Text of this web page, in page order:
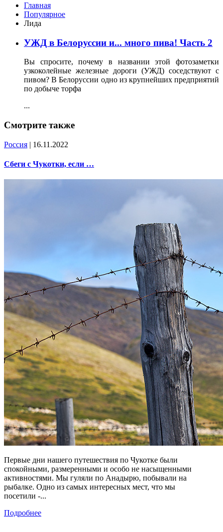
Главная
Популярное
Лида
УЖД в Белоруссии и... много пива! Часть 2
Вы спросите, почему в названии этой фотозаметки
узкоколейные железные дороги (УЖД) соседствуют с
пивом? В Белоруссии одно из крупнейших предприятий
по добыче торфа
...
Смотрите также
Россия | 16.11.2022
Сбеги с Чукотки, если …
Первые дни нашего путешествия по Чукотке были
спокойными, размеренными и особо не насыщенными
активностями. Мы гуляли по Анадырю, побывали на
рыбалке. Одно из самых интересных мест, что мы
посетили -...
Подробнее